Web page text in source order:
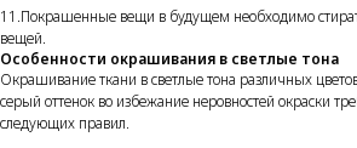
11.Покрашенные вещи в будущем необходимо
вещей.
Особенности окрашивания в светлые тона
Окрашивание ткани в светлые тона различных
серый оттенок во избежание неровностей окраски
следующих правил.